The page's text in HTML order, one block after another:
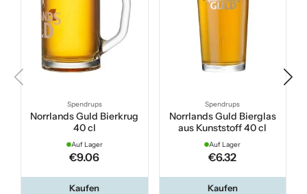
Spendrups
Norrlands Guld Bierkrug
40 cl
Auf Lager
€9.06
Kaufen
Spendrups
Norrlands Guld Bierglas
aus Kunststoff 40 cl
Auf Lager
€6.32
Kaufen